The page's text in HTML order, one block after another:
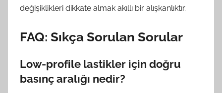
değişiklikleri dikkate almak akıllı bir alışkanlıktır.
FAQ: Sıkça Sorulan Sorular
Low-profile lastikler için doğru
basınç aralığı nedir?